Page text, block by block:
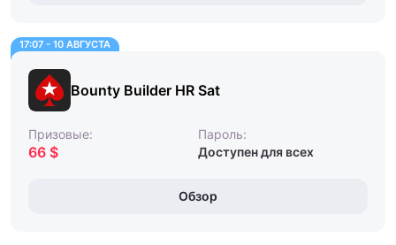
17:07 - 10 АВГУСТА
Bounty Builder HR Sat
Призовые:
66 $
Пароль:
Доступен для всех
Обзор